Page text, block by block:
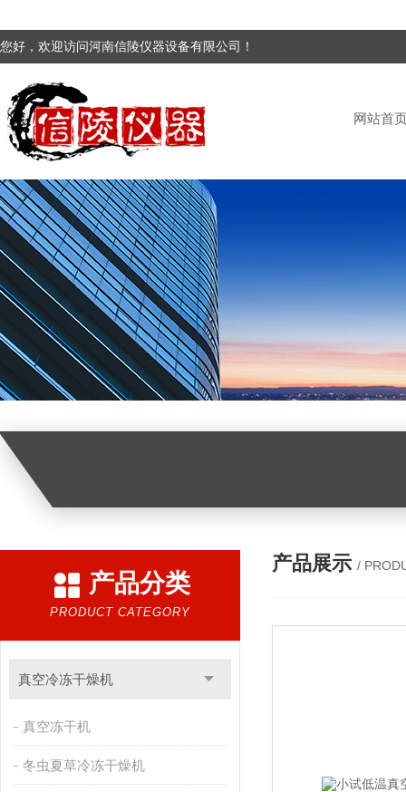
您好，欢迎访问河南信陵仪器设备有限公司！
网站首
产品分类
PRODUCT CATEGORY
真空冷冻干燥机
真空冻干机
冬虫夏草冷冻干燥机
产品展示 /